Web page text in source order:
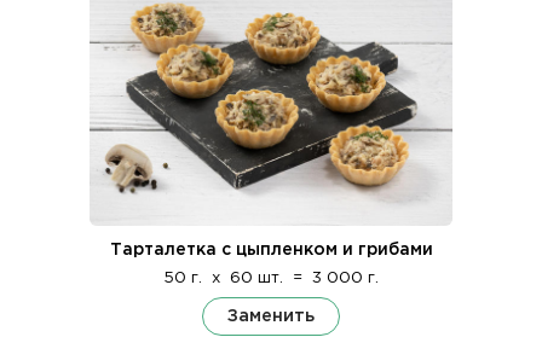
Тарталетка с цыпленком и грибами
50 г. x 60 шт. = 3 000 г.
Заменить